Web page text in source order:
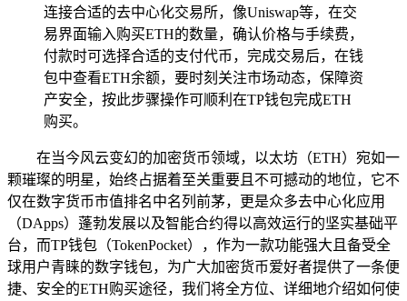
连接合适的去中心化交易所，像Uniswap等，在交
易界面输入购买ETH的数量，确认价格与手续费，
付款时可选择合适的支付代币，完成交易后，在钱
包中查看ETH余额，要时刻关注市场动态，保障资
产安全，按此步骤操作可顺利在TP钱包完成ETH
购买。
在当今风云变幻的加密货币领域，以太坊（ETH）宛如一
颗璀璨的明星，始终占据着至关重要且不可撼动的地位，它不
仅在数字货币市值排名中名列前茅，更是众多去中心化应用
（DApps）蓬勃发展以及智能合约得以高效运行的坚实基础平
台，而TP钱包（TokenPocket），作为一款功能强大且备受全
球用户青睐的数字钱包，为广大加密货币爱好者提供了一条便
捷、安全的ETH购买途径，我们将全方位、详细地介绍如何使